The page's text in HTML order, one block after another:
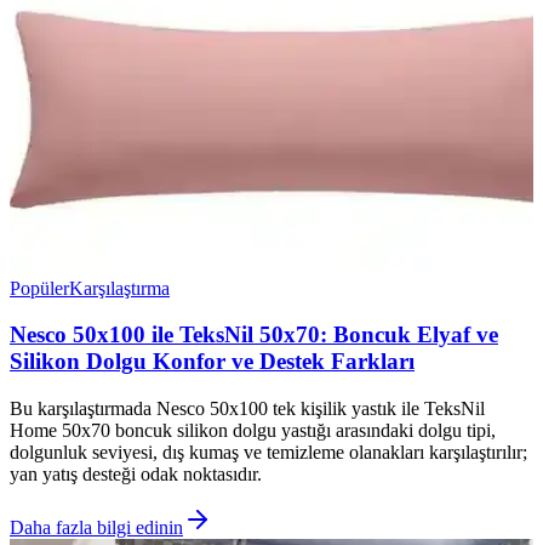
PopülerKarşılaştırma
Nesco 50x100 ile TeksNil 50x70: Boncuk Elyaf ve
Silikon Dolgu Konfor ve Destek Farkları
Bu karşılaştırmada Nesco 50x100 tek kişilik yastık ile TeksNil
Home 50x70 boncuk silikon dolgu yastığı arasındaki dolgu tipi,
dolgunluk seviyesi, dış kumaş ve temizleme olanakları karşılaştırılır;
yan yatış desteği odak noktasıdır.
Daha fazla bilgi edinin